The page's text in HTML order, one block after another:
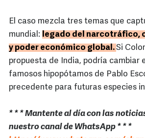
El caso mezcla tres temas que
mundial: legado del narcotráfico,
y poder económico global.Si
propuesta de India, podría cambiar
famosos hipopótamos de Pablo
precedente para futuras especies
* * * Mantente al día con las
nuestro canal de WhatsApp * * *